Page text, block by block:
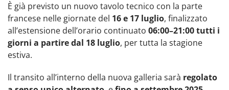
È già previsto un nuovo tavolo tecnico con la parte
francese nelle giornate del 16 e 17 luglio, finalizzato
all’estensione dell’orario continuato 06:00–21:00 tutti i
giorni a partire dal 18 luglio, per tutta la stagione
estiva.
Il transito all’interno della nuova galleria sarà regolato